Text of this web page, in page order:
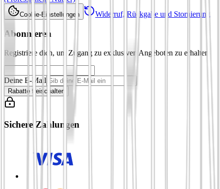
Cookie-Einstellungen Widerruf, Rückgabe und Stornierung
Abonnieren
Registriere dich, um Zugang zu exklusiven Angeboten zu erhalten
Deine E-Mail
Rabatte freischalten
Sichere Zahlungen